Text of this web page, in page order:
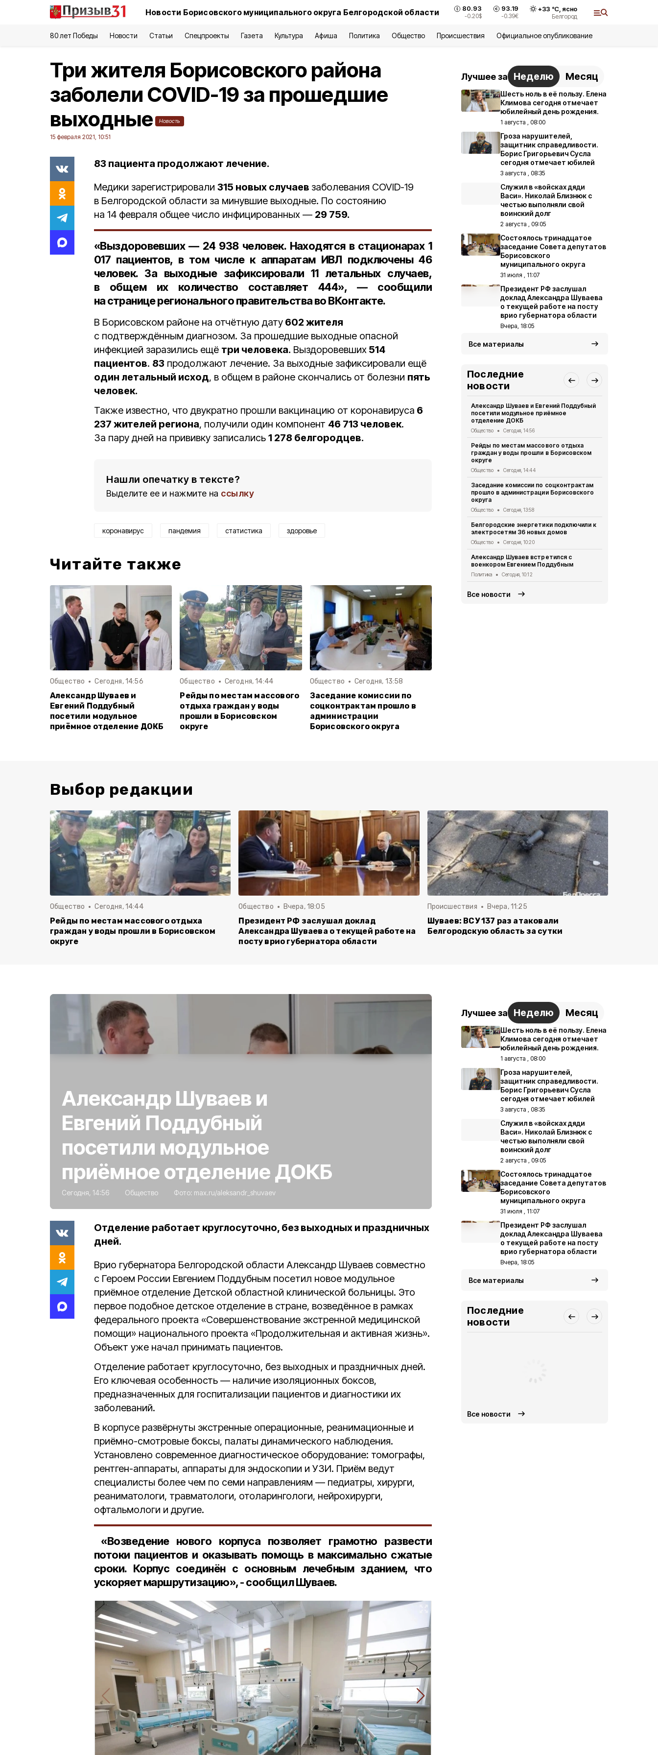
Новости Борисовского муниципального округа Белгородской области 80.93
-0.20$
93.19
-0.39€
+33 °С, ясно
Белгород
80 лет Победы Новости Статьи Спецпроекты Газета Культура Афиша Политика Общество Происшествия Официальное опубликование
Три жителя Борисовского района
заболели COVID-19 за прошедшие
выходные
Новость
15 февраля 2021, 10:51
83 пациента продолжают лечение.
Медики зарегистрировали 315 новых случаев заболевания COVID-19
в Белгородской области за минувшие выходные. По состоянию
на 14 февраля общее число инфицированных — 29 759.
«Выздоровевших — 24 938 человек. Находятся в стационарах 1
017 пациентов, в том числе к аппаратам ИВЛ подключены46
человек. За выходные зафиксировали11 летальных случаев,
в общем их количество составляет 444», — сообщили
на странице регионального правительства во ВКонтакте.
В Борисовском районе на отчётную дату 602 жителя
с подтверждённым диагнозом. За прошедшие выходные опасной
инфекцией заразились ещё три человека. Выздоровевших 514
пациентов. 83 продолжают лечение. За выходные зафиксировали ещё
один летальный исход, в общем в районе скончались от болезни пять
человек.
Также известно, что двукратно прошли вакцинацию от коронавируса 6
237 жителей региона, получили один компонент 46 713 человек.
За пару дней на прививку записались 1 278 белгородцев.
Нашли опечатку в тексте?
Выделите ее и нажмите на ссылку
коронавирус пандемия статистика здоровье
Читайте также
Общество Сегодня, 14:56
Александр Шуваев и
Евгений Поддубный
посетили модульное
приёмное отделение ДОКБ
Общество Сегодня, 14:44
Рейды по местам массового
отдыха граждан у воды
прошли в Борисовском
округе
Общество Сегодня, 13:58
Заседание комиссии по
соцконтрактам прошло в
администрации
Борисовского округа
Лучшее за Неделю Месяц
Шесть ноль в её пользу. Елена
Климова сегодня отмечает
юбилейный день рождения.
1 августа , 08:00
Гроза нарушителей,
защитник справедливости.
Борис Григорьевич Сусла
сегодня отмечает юбилей
3 августа , 08:35
Служил в «войсках дяди
Васи». Николай Близнюк с
честью выполняли свой
воинский долг
2 августа , 09:05
Состоялось тринадцатое
заседание Совета депутатов
Борисовского
муниципального округа
31 июля , 11:07
Президент РФ заслушал
доклад Александра Шуваева
о текущей работе на посту
врио губернатора области
Вчера, 18:05
Все материалы
Последние
новости
Александр Шуваев и Евгений Поддубный
посетили модульное приёмное
отделение ДОКБ
Общество Сегодня, 14:56
Рейды по местам массового отдыха
граждан у воды прошли в Борисовском
округе
Общество Сегодня, 14:44
Заседание комиссии по соцконтрактам
прошло в администрации Борисовского
округа
Общество Сегодня, 13:58
Белгородские энергетики подключили к
электросетям 36 новых домов
Общество Сегодня, 10:20
Александр Шуваев встретился с
военкором Евгением Поддубным
Политика Сегодня, 10:12
Все новости
Выбор редакции
Общество Сегодня, 14:44
Рейды по местам массового отдыха
граждан у воды прошли в Борисовском
округе
Общество Вчера, 18:05
Президент РФ заслушал доклад
Александра Шуваева о текущей работе на
посту врио губернатора области
Происшествия Вчера, 11:25
Шуваев: ВСУ 137 раз атаковали
Белгородскую область за сутки
Александр Шуваев и
Евгений Поддубный
посетили модульное
приёмное отделение ДОКБ
Сегодня, 14:56 Общество Фото: max.ru/aleksandr_shuvaev
Отделение работает круглосуточно, без выходных и праздничных
дней.
Врио губернатора Белгородской области Александр Шуваев совместно
с Героем России Евгением Поддубным посетил новое модульное
приёмное отделение Детской областной клинической больницы. Это
первое подобное детское отделение в стране, возведённое в рамках
федерального проекта «Совершенствование экстренной медицинской
помощи» национального проекта «Продолжительная и активная жизнь».
Объект уже начал принимать пациентов.
Отделение работает круглосуточно, без выходных и праздничных дней.
Его ключевая особенность — наличие изоляционных боксов,
предназначенных для госпитализации пациентов и диагностики их
заболеваний.
В корпусе развёрнуты экстренные операционные, реанимационные и
приёмно-смотровые боксы, палаты динамического наблюдения.
Установлено современное диагностическое оборудование: томографы,
рентген-аппараты, аппараты для эндоскопии и УЗИ. Приём ведут
специалисты более чем по семи направлениям — педиатры, хирурги,
реаниматологи, травматологи, отоларингологи, нейрохирурги,
офтальмологи и другие.
«Возведение нового корпуса позволяет грамотно развести
потоки пациентов и оказывать помощь в максимально сжатые
сроки. Корпус соединён с основным лечебным зданием, что
ускоряет маршрутизацию», - сообщил Шуваев.
Лучшее за Неделю Месяц
Шесть ноль в её пользу. Елена
Климова сегодня отмечает
юбилейный день рождения.
1 августа , 08:00
Гроза нарушителей,
защитник справедливости.
Борис Григорьевич Сусла
сегодня отмечает юбилей
3 августа , 08:35
Служил в «войсках дяди
Васи». Николай Близнюк с
честью выполняли свой
воинский долг
2 августа , 09:05
Состоялось тринадцатое
заседание Совета депутатов
Борисовского
муниципального округа
31 июля , 11:07
Президент РФ заслушал
доклад Александра Шуваева
о текущей работе на посту
врио губернатора области
Вчера, 18:05
Все материалы
Последние
новости
Все новости